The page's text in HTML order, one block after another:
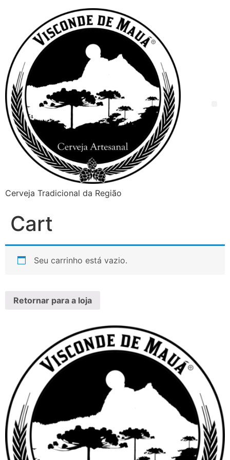
Cerveja Tradicional da Região
Cart
Seu carrinho está vazio.
Retornar para a loja